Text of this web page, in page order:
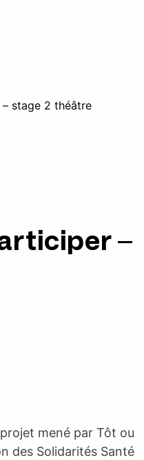
– stage 2 théâtre
–
mené par Tôt ou
des Solidarités Santé